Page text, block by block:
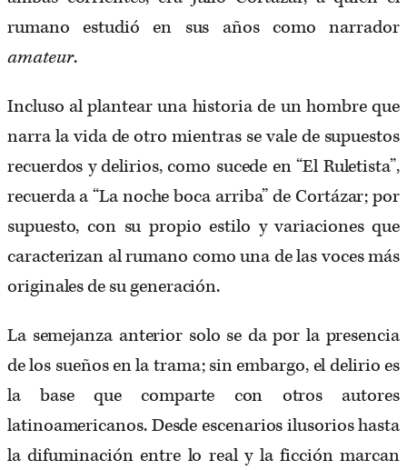
rumano estudió en sus años como narrador
amateur.
Incluso al plantear una historia de un hombre que
narra la vida de otro mientras se vale de supuestos
recuerdos y delirios, como sucede en “El Ruletista”,
recuerda a “La noche boca arriba” de Cortázar; por
supuesto, con su propio estilo y variaciones que
caracterizan al rumano como una de las voces más
originales de su generación.
La semejanza anterior solo se da por la presencia
de los sueños en la trama; sin embargo, el delirio es
la base que comparte con otros autores
latinoamericanos. Desde escenarios ilusorios hasta
la difuminación entre lo real y la ficción marcan